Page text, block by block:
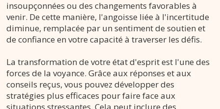
insoupçonnées ou des changements favorables à
venir. De cette manière, l'angoisse liée à l'incertitude
diminue, remplacée par un sentiment de soutien et
de confiance en votre capacité à traverser les défis.
La transformation de votre état d'esprit est l'une des
forces de la voyance. Grâce aux réponses et aux
conseils reçus, vous pouvez développer des
stratégies plus efficaces pour faire face aux